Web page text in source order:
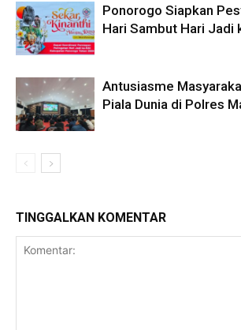
Ponorogo Siapkan
Hari Sambut Hari Jadi
Antusiasme
Piala Dunia di Polres
TINGGALKAN KOMENTAR